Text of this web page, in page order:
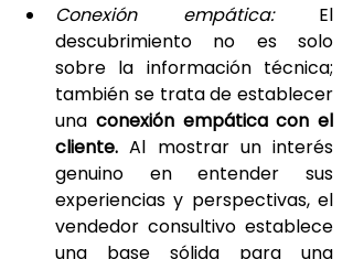
Conexión empática: El
descubrimiento no es solo
sobre la información técnica;
también se trata de establecer
una conexión empática con el
cliente. Al mostrar un interés
genuino en entender sus
experiencias y perspectivas, el
vendedor consultivo establece
una base sólida para una